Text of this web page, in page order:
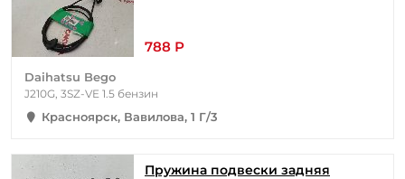
788 Р
Daihatsu Bego
J210G, 3SZ-VE 1.5 бензин
Красноярск, Вавилова, 1 Г/3
Пружина подвески задняя